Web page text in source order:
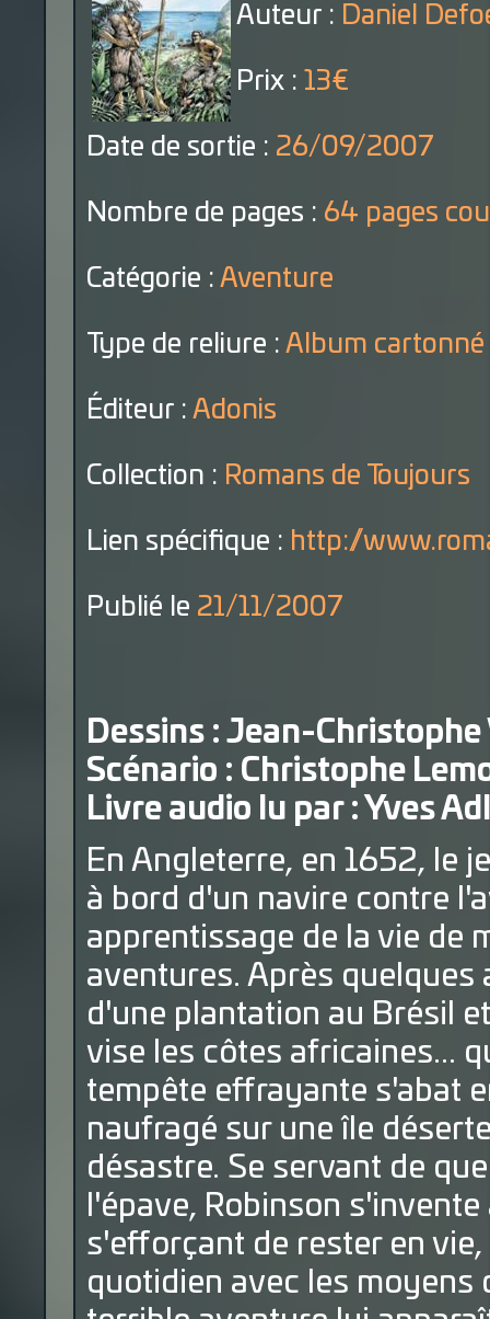
Auteur : Daniel
Prix : 13€
Date de sortie : 26/09/2007
Nombre de pages : 64 pages
Catégorie : Aventure
Type de reliure : Album cartonné
Éditeur : Adonis
Collection : Romans de Toujours
Lien spécifique : http://
Publié le 21/11/2007
Dessins : Jean-Christophe
Scénario : Christophe
Livre audio lu par : Yves
En Angleterre, en 1652, le
à bord d'un navire contre
apprentissage de la vie de
aventures. Après
d'une plantation au Brésil
vise les côtes africaines...
tempête effrayante s'abat
naufragé sur une île
désastre. Se servant de
l'épave, Robinson
s'efforçant de rester en
quotidien avec les moyens